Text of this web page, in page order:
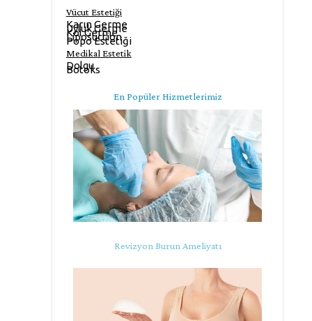
Vücut Estetiği
Karın Germe
Uyluk Germe
Kol Germe
Liposuction
Popo Estetiği
Medikal Estetik
Dolgu
Botoks
En Popüler Hizmetlerimiz
Revizyon Burun Ameliyatı